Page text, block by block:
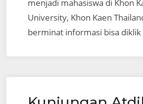
menjadi mahasiswa di Khon
University, Khon Kaen
berminat informasi bisa diklik